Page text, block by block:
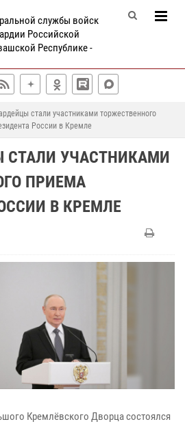
службы войск
Российской
Республике -
стали участниками торжественного
России в Кремле
СТАЛИ УЧАСТНИКАМИ
ПРИЕМА
В КРЕМЛЕ
Кремлёвского Дворца состоялся